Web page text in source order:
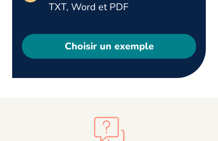
TXT, Word et PDF
Choisir un exemple